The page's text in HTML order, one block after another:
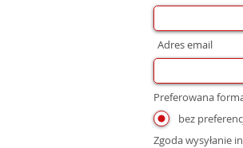
Adres email
Preferowana
bez
Zgoda